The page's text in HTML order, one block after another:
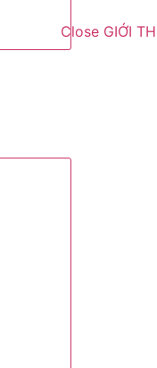
Close GIỚI